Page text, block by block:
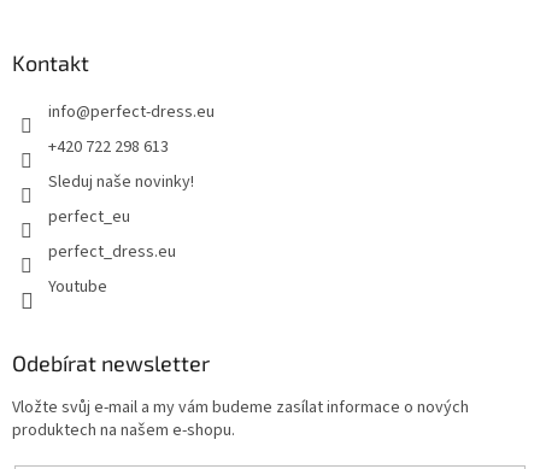
Kontakt
info@perfect-dress.eu
+420 722 298 613
Sleduj naše novinky!
perfect_eu
perfect_dress.eu
Youtube
Odebírat newsletter
Vložte svůj e-mail a my vám budeme zasílat informace o nových
produktech na našem e-shopu.